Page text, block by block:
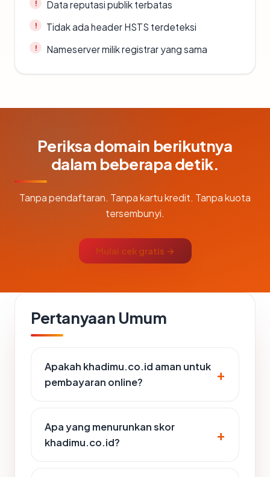
Data reputasi publik terbatas
Tidak ada header HSTS terdeteksi
Nameserver milik registrar yang sama
Periksa domain berikutnya
dalam beberapa detik.
Tanpa pendaftaran. Tanpa kartu kredit. Tanpa kuota
tersembunyi.
Mulai cek gratis →
Pertanyaan Umum
Apakah khadimu.co.id aman untuk
pembayaran online?
Apa yang menurunkan skor
khadimu.co.id?